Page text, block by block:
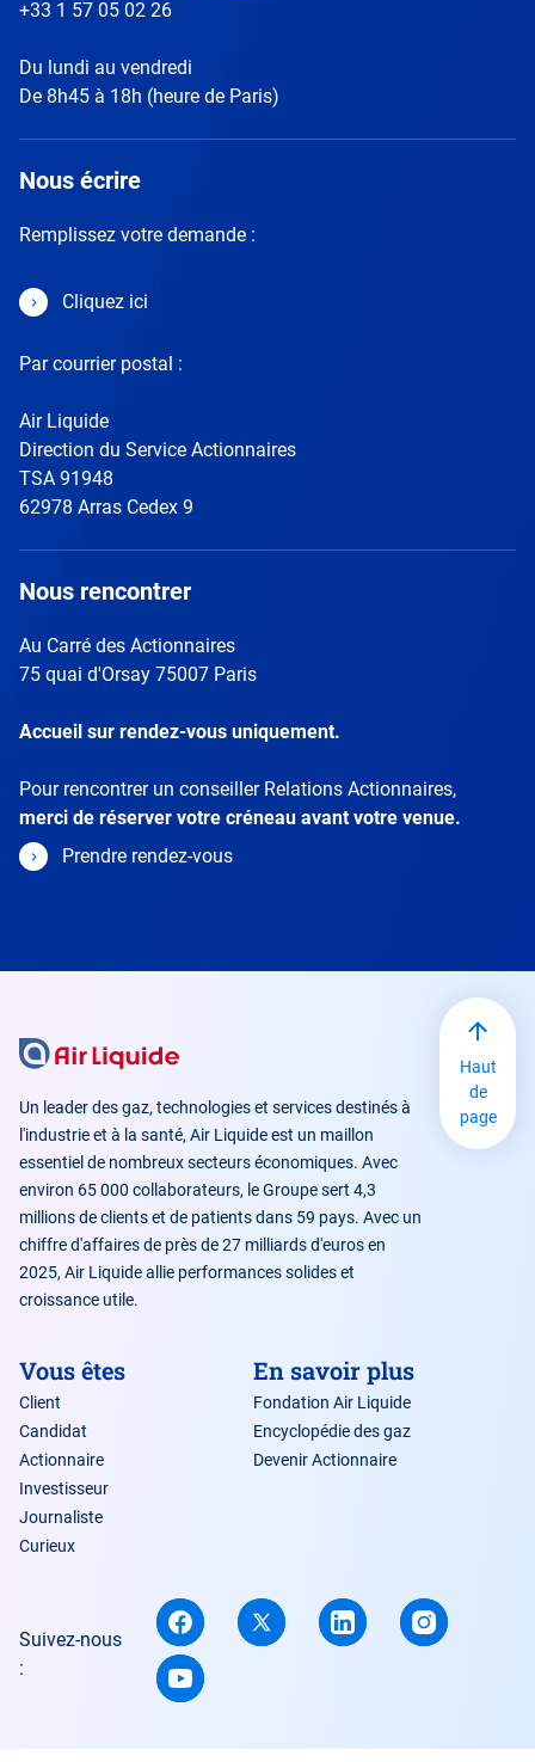
+33 1 57 05 02 26
Du lundi au vendredi
De 8h45 à 18h (heure de Paris)
Nous écrire
Remplissez votre demande :
Cliquez ici
Par courrier postal :
Air Liquide
Direction du Service Actionnaires
TSA 91948
62978 Arras Cedex 9
Nous rencontrer
Au Carré des Actionnaires
75 quai d'Orsay 75007 Paris
Accueil sur rendez-vous uniquement.
Pour rencontrer un conseiller Relations Actionnaires,
merci de réserver votre créneau avant votre venue.
Prendre rendez-vous
Un leader des gaz, technologies et services destinés à
l'industrie et à la santé, Air Liquide est un maillon
essentiel de nombreux secteurs économiques. Avec
environ 65 000 collaborateurs, le Groupe sert 4,3
millions de clients et de patients dans 59 pays. Avec un
chiffre d'affaires de près de 27 milliards d'euros en
2025, Air Liquide allie performances solides et
croissance utile.
Vous êtes
Client
Candidat
Actionnaire
Investisseur
Journaliste
Curieux
En savoir plus
Fondation Air Liquide
Encyclopédie des gaz
Devenir Actionnaire
Suivez-nous
:
Haut
de
page